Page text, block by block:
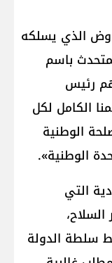
الذي يسلكه
باسم
رئيس
الكامل لكل
الوطنية
الوطنية».
التي
سلطة الدولة